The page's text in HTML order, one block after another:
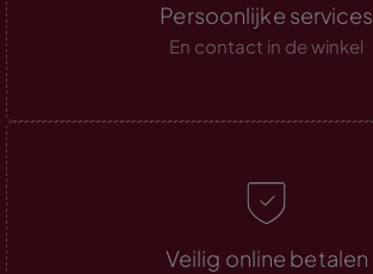
Persoonlijke services
En contact in de winkel
Veilig online betalen